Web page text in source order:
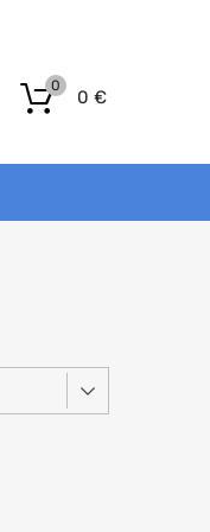
0 €
0